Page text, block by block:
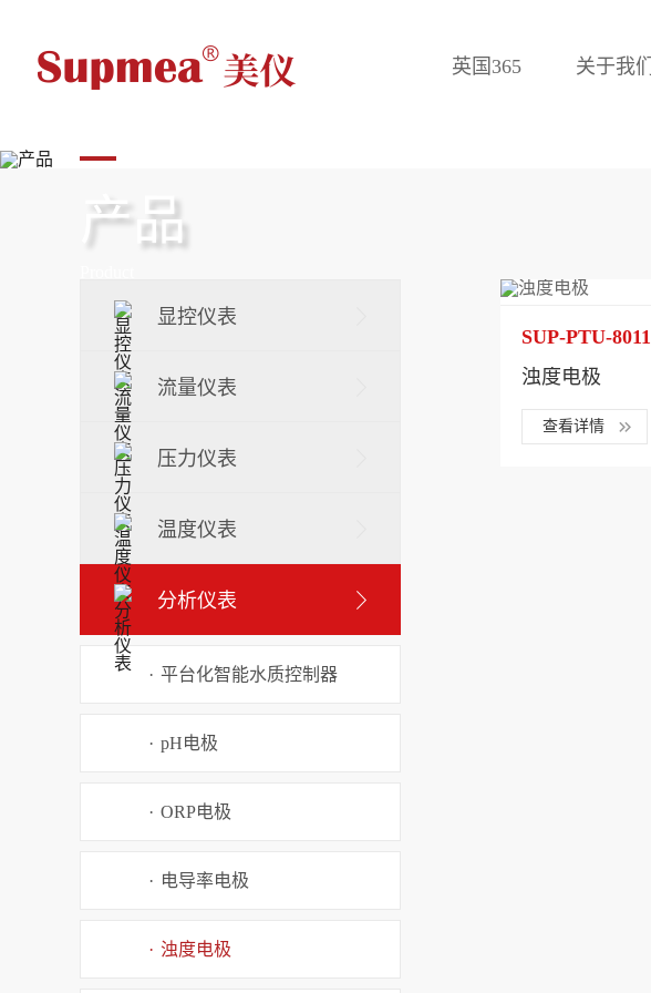
英国365 关于我们
产品
显控仪表
流量仪表
压力仪表
温度仪表
分析仪表
· 平台化智能水质控制器
· pH电极
· ORP电极
· 电导率电极
· 浊度电极
SUP-PTU-8011
浊度电极
查看详情